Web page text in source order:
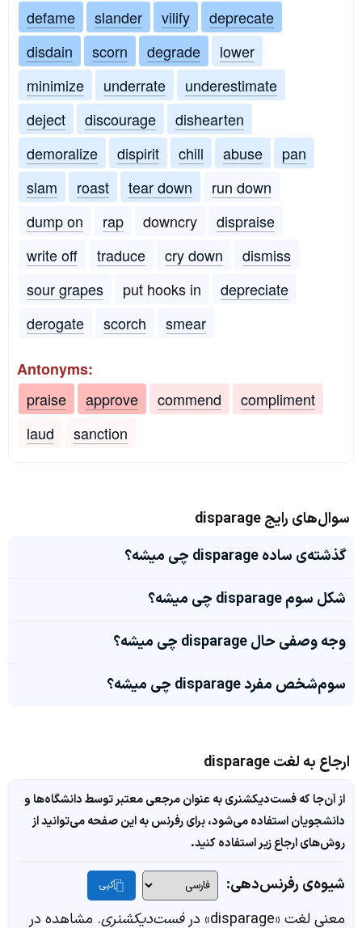
defame
slander vilify
deprecate
disdain
scorn degrade
lower
minimize
underrate
underestimate
deject
discourage
dishearten
demoralize
dispirit chill abuse
pan
slam
roast tear down
run down
dump on
rap downcry
dispraise
write off
traduce cry down
dismiss
sour grapes
put hooks in
depreciate
derogate
scorch smear
Antonyms:
praise
approve commend
compliment
laud
sanction
سوال‌های رایج disparage
گذشته‌ی ساده disparage چی میشه؟
شکل سوم disparage چی میشه؟
وجه وصفی حال disparage چی میشه؟
سوم‌شخص مفرد disparage چی میشه؟
ارجاع به لغت disparage
از آن‌جا که فست‌دیکشنری به عنوان مرجعی معتبر توسط دانشگاه‌ها و
دانشجویان استفاده می‌شود، برای رفرنس به این صفحه می‌توانید از
روش‌های ارجاع زیر استفاده کنید.
شیوه‌ی رفرنس‌دهی: کپی
معنی لغت «disparage» در فست‌دیکشنری. مشاهده در